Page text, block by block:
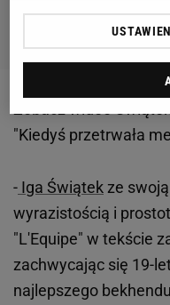
"Kiedyś przetrwała
- Iga Świątek ze
wyrazistością i
"L'Equipe" w tekście
zachwycając się 19-
najlepszego